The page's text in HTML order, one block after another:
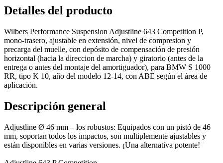
Detalles del producto
Wilbers Performance Suspension Adjustline 643 Competition P,
mono-trasero, ajustable en extensión, nivel de compresion y
precarga del muelle, con depósito de compensación de presión
horizontal (hacia la direccion de marcha) y giratorio (antes de la
entrega o antes del montaje del amortiguador), para BMW S 1000
RR, tipo K 10, año del modelo 12-14, con ABE según el área de
aplicación.
Descripción general
Adjustline Ø 46 mm – los robustos: Equipados con un pistó de 46
mm, soportan todos los impactos, son multiplemente ajustables y
están disponibles en varias versiones. ¡Una alternativa potente!